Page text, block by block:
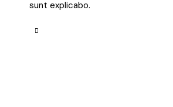
sunt explicabo.